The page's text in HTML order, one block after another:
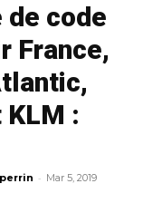
de code
France,
:
- Mar 5, 2019